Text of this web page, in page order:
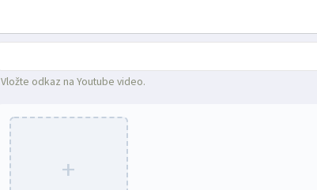
Vložte odkaz na Youtube video.
+